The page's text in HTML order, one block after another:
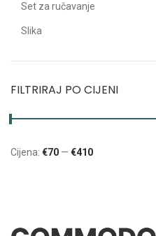
Set za ručavanje
Slika
FILTRIRAJ PO CIJENI
Cijena: €70 — €410